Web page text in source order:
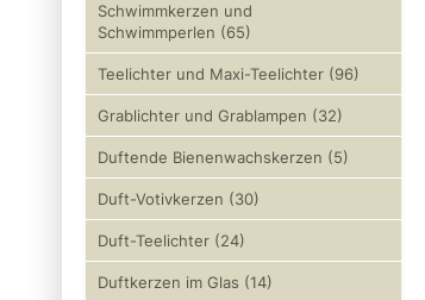
Schwimmkerzen und
Schwimmperlen (65)
Teelichter und Maxi-Teelichter (96)
Grablichter und Grablampen (32)
Duftende Bienenwachskerzen (5)
Duft-Votivkerzen (30)
Duft-Teelichter (24)
Duftkerzen im Glas (14)